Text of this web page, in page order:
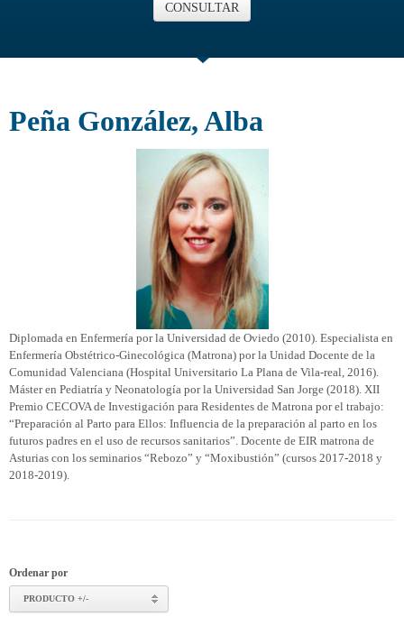
CONSULTAR
Peña González, Alba
Diplomada en Enfermería por la Universidad de Oviedo (2010). Especialista en
Enfermería Obstétrico-Ginecológica (Matrona) por la Unidad Docente de la
Comunidad Valenciana (Hospital Universitario La Plana de Vila-real, 2016).
Máster en Pediatría y Neonatología por la Universidad San Jorge (2018). XII
Premio CECOVA de Investigación para Residentes de Matrona por el trabajo:
“Preparación al Parto para Ellos: Influencia de la preparación al parto en los
futuros padres en el uso de recursos sanitarios”. Docente de EIR matrona de
Asturias con los seminarios “Rebozo” y “Moxibustión” (cursos 2017-2018 y
2018-2019).
Ordenar por
PRODUCTO +/-